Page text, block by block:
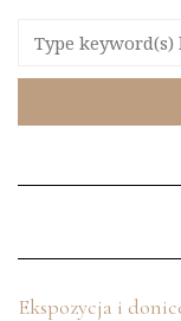
Ekspozycja i